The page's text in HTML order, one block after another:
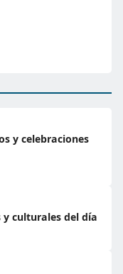
y celebraciones
y culturales del día